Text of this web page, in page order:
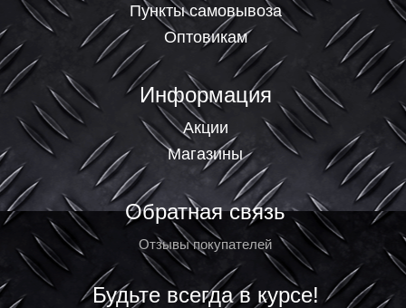
Пункты самовывоза
Оптовикам
Информация
Акции
Магазины
Обратная связь
Отзывы покупателей
Будьте всегда в курсе!